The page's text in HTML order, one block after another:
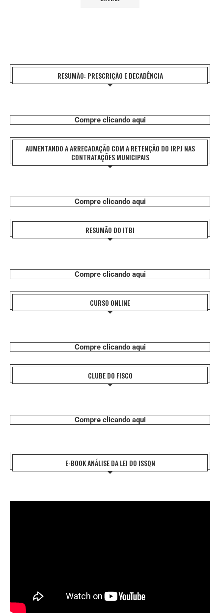
RESUMÃO: PRESCRIÇÃO E DECADÊNCIA
Compre clicando aqui
AUMENTANDO A ARRECADAÇÃO COM A RETENÇÃO DO IRPJ NAS
CONTRATAÇÕES MUNICIPAIS
Compre clicando aqui
RESUMÃO DO ITBI
Compre clicando aqui
CURSO ONLINE
Compre clicando aqui
CLUBE DO FISCO
Compre clicando aqui
E-BOOK ANÁLISE DA LEI DO ISSQN